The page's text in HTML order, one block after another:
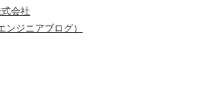
会社
ンジニアブログ）